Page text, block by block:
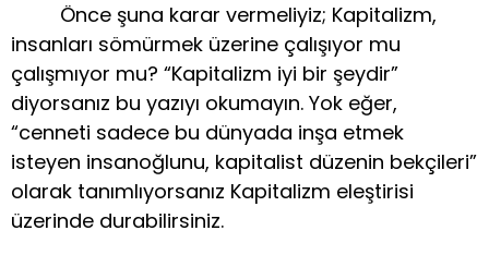
Önce şuna karar vermeliyiz; Kapitalizm,
insanları sömürmek üzerine çalışıyor mu
çalışmıyor mu? “Kapitalizm iyi bir şeydir”
diyorsanız bu yazıyı okumayın. Yok eğer,
“cenneti sadece bu dünyada inşa etmek
isteyen insanoğlunu, kapitalist düzenin bekçileri”
olarak tanımlıyorsanız Kapitalizm eleştirisi
üzerinde durabilirsiniz.